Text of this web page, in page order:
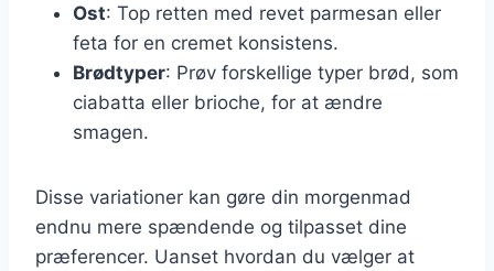
Ost: Top retten med revet parmesan eller
feta for en cremet konsistens.
Brødtyper: Prøv forskellige typer brød, som
ciabatta eller brioche, for at ændre
smagen.
Disse variationer kan gøre din morgenmad
endnu mere spændende og tilpasset dine
præferencer. Uanset hvordan du vælger at